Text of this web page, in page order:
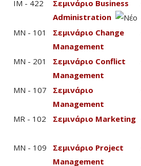
IM - 422
Σεμινάριο Business
Administration
MN - 101
Σεμινάριο Change
Management
MN - 201
Σεμινάριο Conflict
Management
MN - 107
Σεμινάριο
Management
MR - 102
Σεμινάριο Marketing
MN - 109
Σεμινάριο Project
Management